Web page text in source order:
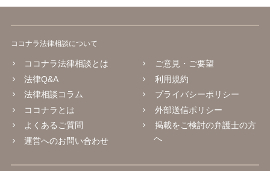
ココナラ法律相談について
ココナラ法律相談とは
法律Q&A
法律相談コラム
ココナラとは
よくあるご質問
運営へのお問い合わせ
ご意見・ご要望
利用規約
プライバシーポリシー
外部送信ポリシー
掲載をご検討の弁護士の方
へ